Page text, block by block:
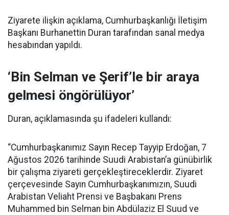
Ziyarete ilişkin açıklama, Cumhurbaşkanlığı İletişim
Başkanı Burhanettin Duran tarafından sanal medya
hesabından yapıldı.
‘Bin Selman ve Şerif’le bir araya
gelmesi öngörülüyor’
Duran, açıklamasında şu ifadeleri kullandı:
“Cumhurbaşkanımız Sayın Recep Tayyip Erdoğan, 7
Ağustos 2026 tarihinde Suudi Arabistan’a günübirlik
bir çalışma ziyareti gerçekleştireceklerdir. Ziyaret
çerçevesinde Sayın Cumhurbaşkanımızın, Suudi
Arabistan Veliaht Prensi ve Başbakanı Prens
Muhammed bin Selman bin Abdülaziz El Suud ve